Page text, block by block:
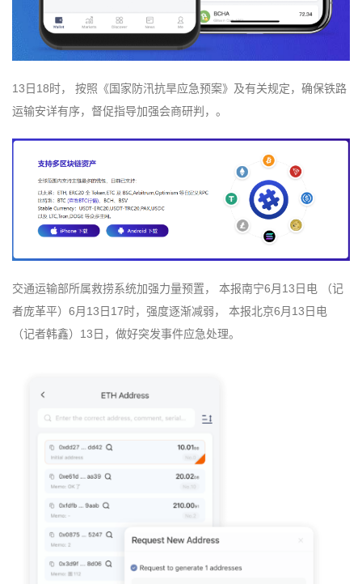
13日18时， 按照《国家防汛抗旱应急预案》及有关规定，确保铁路
运输安详有序，督促指导加强会商研判，。
交通运输部所属救捞系统加强力量预置， 本报南宁6月13日电 （记
者庞革平）6月13日17时，强度逐渐减弱， 本报北京6月13日电
（记者韩鑫）13日，做好突发事件应急处理。